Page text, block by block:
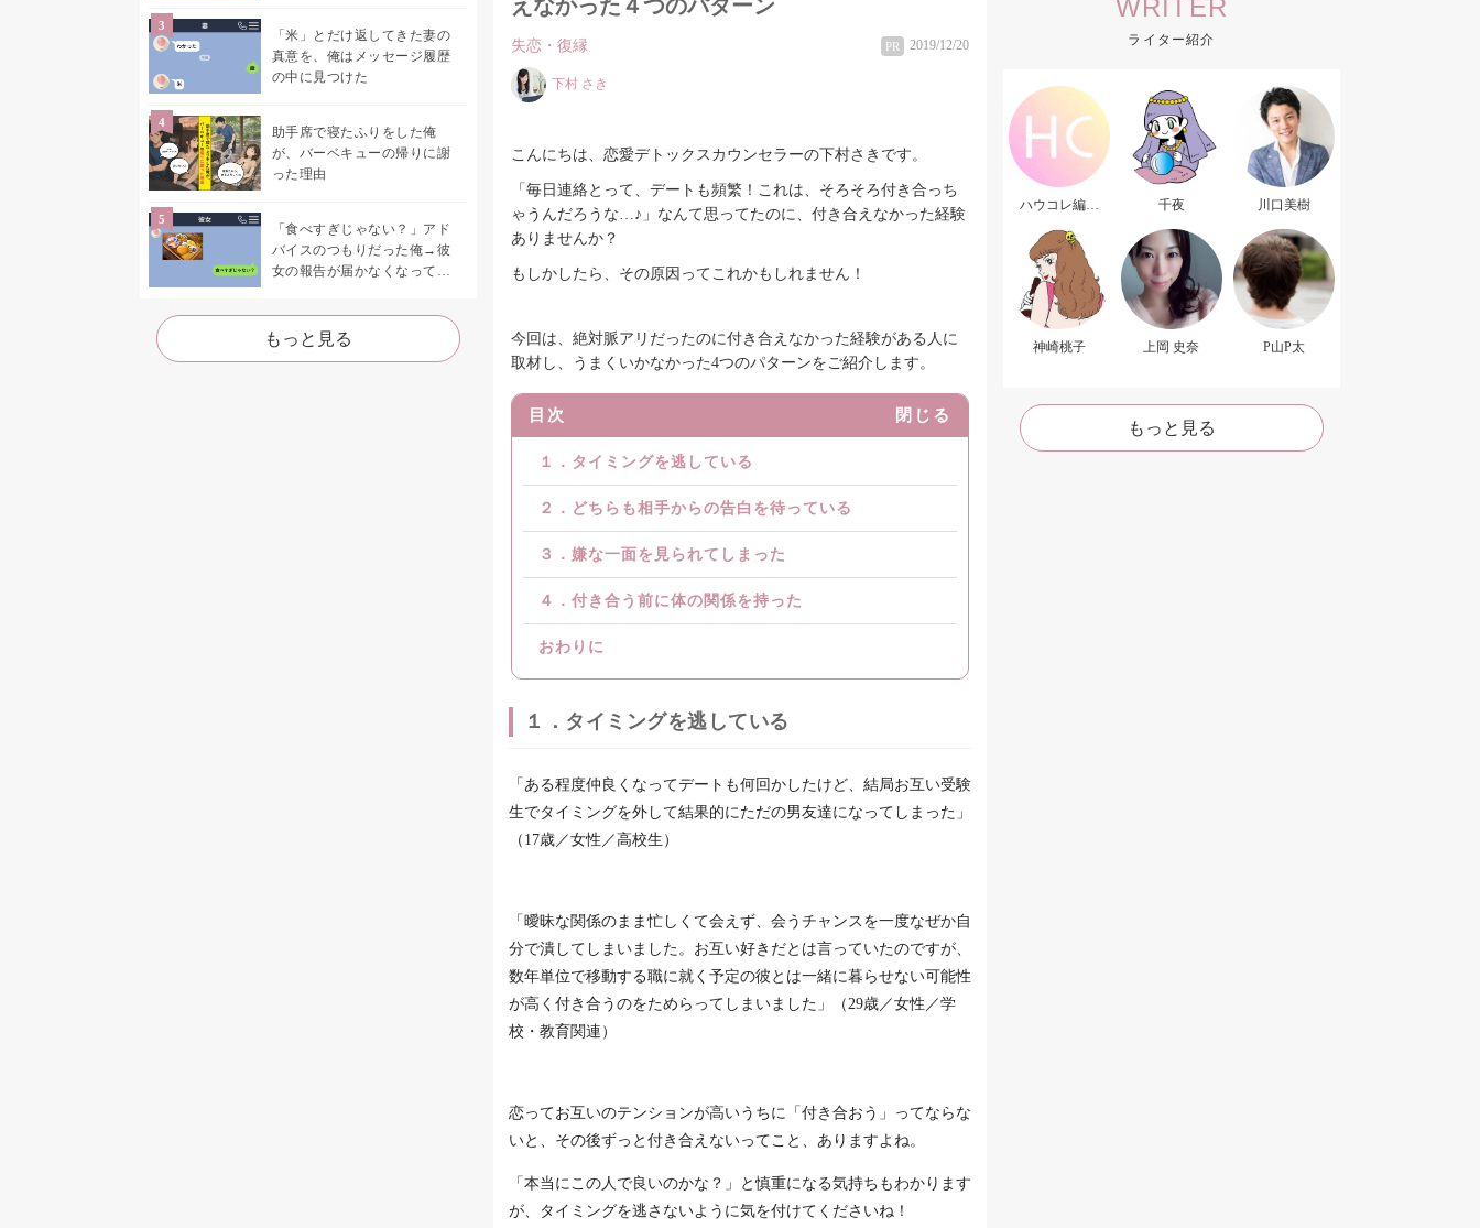
「米」とだけ返してきた妻の
真意を、俺はメッセージ履歴
の中に見つけた
助手席で寝たふりをした俺
が、バーベキューの帰りに謝
った理由
「食べすぎじゃない？」アド
バイスのつもりだった俺→彼
女の報告が届かなくなって、
た
もっと見る
えなかった４つのパターン
失恋・復縁 PR 2019/12/20
下村 さき
こんにちは、恋愛デトックスカウンセラーの下村さきです。
「毎日連絡とって、デートも頻繁！これは、そろそろ付き合っち
ゃうんだろうな…♪」なんて思ってたのに、付き合えなかった経験
ありませんか？
もしかしたら、その原因ってこれかもしれません！
今回は、絶対脈アリだったのに付き合えなかった経験がある人に
取材し、うまくいかなかった4つのパターンをご紹介します。
目次 閉じる
１．タイミングを逃している
２．どちらも相手からの告白を待っている
３．嫌な一面を見られてしまった
４．付き合う前に体の関係を持った
おわりに
１．タイミングを逃している
「ある程度仲良くなってデートも何回かしたけど、結局お互い受験
生でタイミングを外して結果的にただの男友達になってしまった」
（17歳／女性／高校生）
「曖昧な関係のまま忙しくて会えず、会うチャンスを一度なぜか自
分で潰してしまいました。お互い好きだとは言っていたのですが、
数年単位で移動する職に就く予定の彼とは一緒に暮らせない可能性
が高く付き合うのをためらってしまいました」（29歳／女性／学
校・教育関連）
恋ってお互いのテンションが高いうちに「付き合おう」ってならな
いと、その後ずっと付き合えないってこと、ありますよね。
「本当にこの人で良いのかな？」と慎重になる気持ちもわかります
が、タイミングを逃さないように気を付けてくださいね！
WRITER
ライター紹介
ハウコレ編集
千夜 川口美樹
神崎桃子 上岡 史奈 P山P太
もっと見る